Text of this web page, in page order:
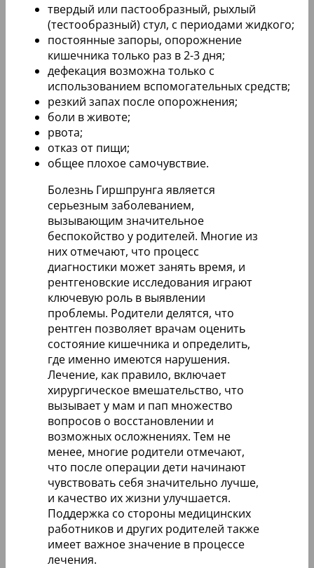
твердый или пастообразный, рыхлый
(тестообразный) стул, с периодами жидкого;
постоянные запоры, опорожнение
кишечника только раз в 2-3 дня;
дефекация возможна только с
использованием вспомогательных средств;
резкий запах после опорожнения;
боли в животе;
рвота;
отказ от пищи;
общее плохое самочувствие.
Болезнь Гиршпрунга является
серьезным заболеванием,
вызывающим значительное
беспокойство у родителей. Многие из
них отмечают, что процесс
диагностики может занять время, и
рентгеновские исследования играют
ключевую роль в выявлении
проблемы. Родители делятся, что
рентген позволяет врачам оценить
состояние кишечника и определить,
где именно имеются нарушения.
Лечение, как правило, включает
хирургическое вмешательство, что
вызывает у мам и пап множество
вопросов о восстановлении и
возможных осложнениях. Тем не
менее, многие родители отмечают,
что после операции дети начинают
чувствовать себя значительно лучше,
и качество их жизни улучшается.
Поддержка со стороны медицинских
работников и других родителей также
имеет важное значение в процессе
лечения.